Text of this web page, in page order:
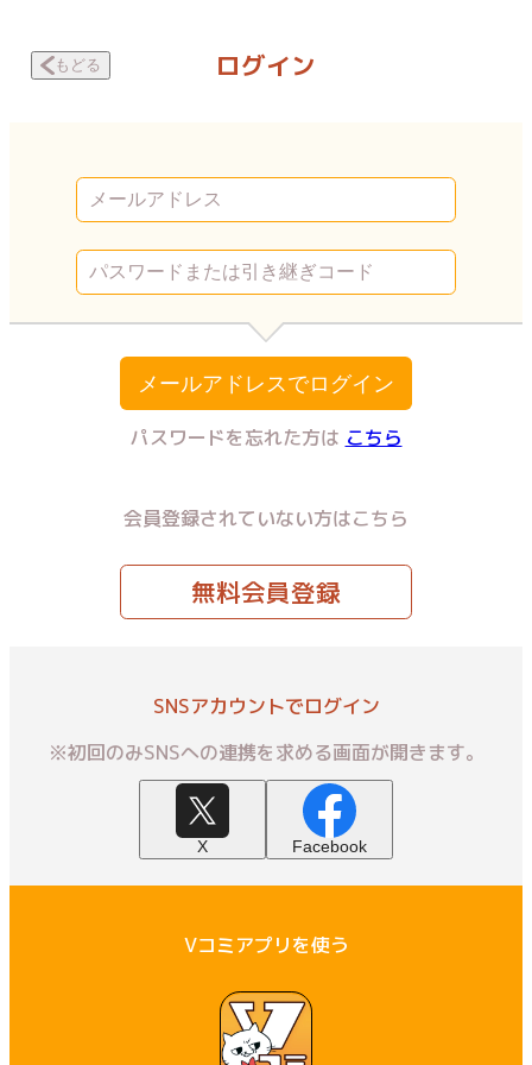
もどる ログイン
メールアドレスでログイン
パスワードを忘れた方は こちら
会員登録されていない方はこちら
無料会員登録
SNSアカウントでログイン
※初回のみSNSへの連携を求める画面が開きます。
X Facebook
Vコミアプリを使う